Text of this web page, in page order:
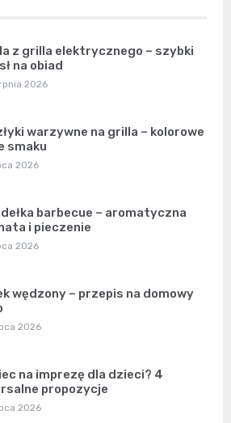
z grilla elektrycznego – szybki
na obiad
2026
warzywne na grilla – kolorowe
smaku
2026
barbecue – aromatyczna
i pieczenie
2026
wędzony – przepis na domowy
2026
na imprezę dla dzieci? 4
propozycje
2026